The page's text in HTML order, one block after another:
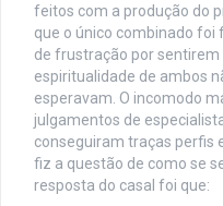
feitos com a produção do
que o único combinado foi
de frustração por sentirem
espiritualidade de ambos
esperavam. O incomodo
julgamentos de
conseguiram traças perfis
fiz a questão de como se
resposta do casal foi que: